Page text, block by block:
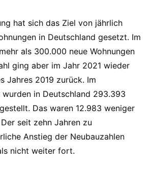
hat sich das Ziel von jährlich
in Deutschland gesetzt. Im
als 300.000 neue Wohnungen
ging aber im Jahr 2021 wieder
Jahres 2019 zurück. Im
in Deutschland 293.393
Das waren 12.983 weniger
seit zehn Jahren zu
Anstieg der Neubauzahlen
nicht weiter fort.